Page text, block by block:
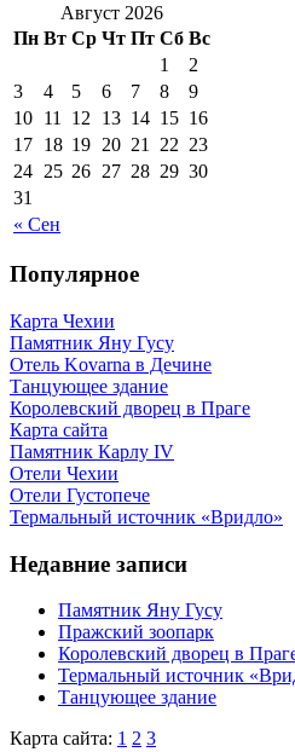
Август 2026
Пн Вт Ср Чт Пт Сб Вс
« Сен
1
2
3
4 5 6 7 8
9
10 11 12 13 14 15 16
17 18 19 20 21 22 23
24 25 26 27 28 29 30
31
Популярное
Карта Чехии
Памятник Яну Гусу
Отель Kovarna в Дечине
Танцующее здание
Королевский дворец в Праге
Карта сайта
Памятник Карлу IV
Отели Чехии
Отели Густопече
Термальный источник «Вридло»
Недавние записи
Памятник Яну Гусу
Пражский зоопарк
Королевский дворец в
Термальный источник
Танцующее здание
Карта сайта: 1 2 3